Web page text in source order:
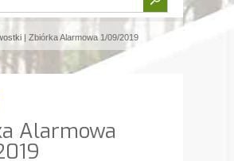
| Zbiórka Alarmowa 1/09/2019
Alarmowa